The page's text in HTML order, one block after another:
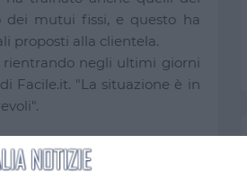
dei mutui fissi, e questo ha
proposti alla clientela.
rientrando negli ultimi giorni
Facile.it. "La situazione è in